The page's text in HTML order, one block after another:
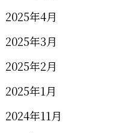
2025年4月
2025年3月
2025年2月
2025年1月
2024年11月